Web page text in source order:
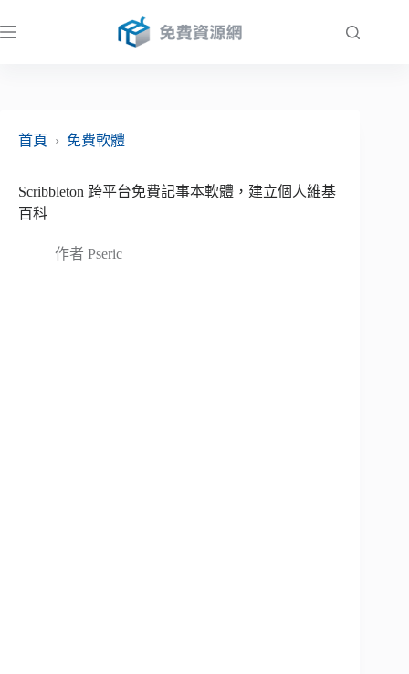
至
首頁
› 免費軟體
Scribbleton 跨平台免費記事本軟體，建立個人維基
百科
作者 Pseric